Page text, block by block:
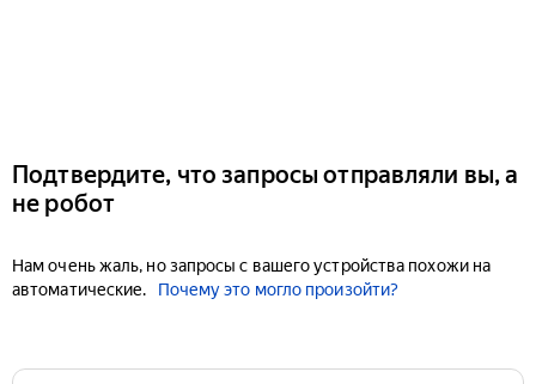
Подтвердите, что запросы отправляли вы, а
не робот
Нам очень жаль, но запросы с вашего устройства похожи на
автоматические.
Почему это могло произойти?